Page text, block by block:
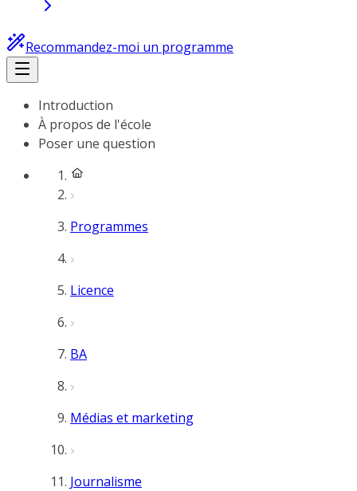
Recommandez-moi un programme
Introduction
À propos de l'école
Poser une question
Programmes
Licence
BA
Médias et marketing
Journalisme